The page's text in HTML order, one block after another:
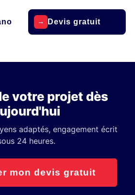
→ Devis gratuit
votre projet dès
adaptés, engagement écrit
24 heures.
mon devis gratuit